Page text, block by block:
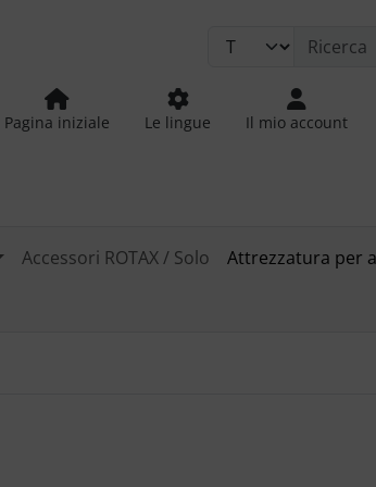
Pagina iniziale Le lingue Il mio account
Accessori ROTAX / Solo
Attrezzatura per